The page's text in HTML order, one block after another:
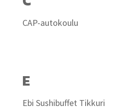
CAP-autokoulu
E
Ebi Sushibuffet Tikkuri